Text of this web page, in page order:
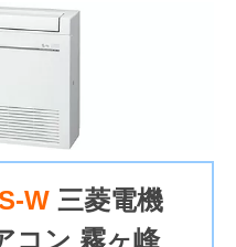
W 三菱電機
コン 霧ヶ峰